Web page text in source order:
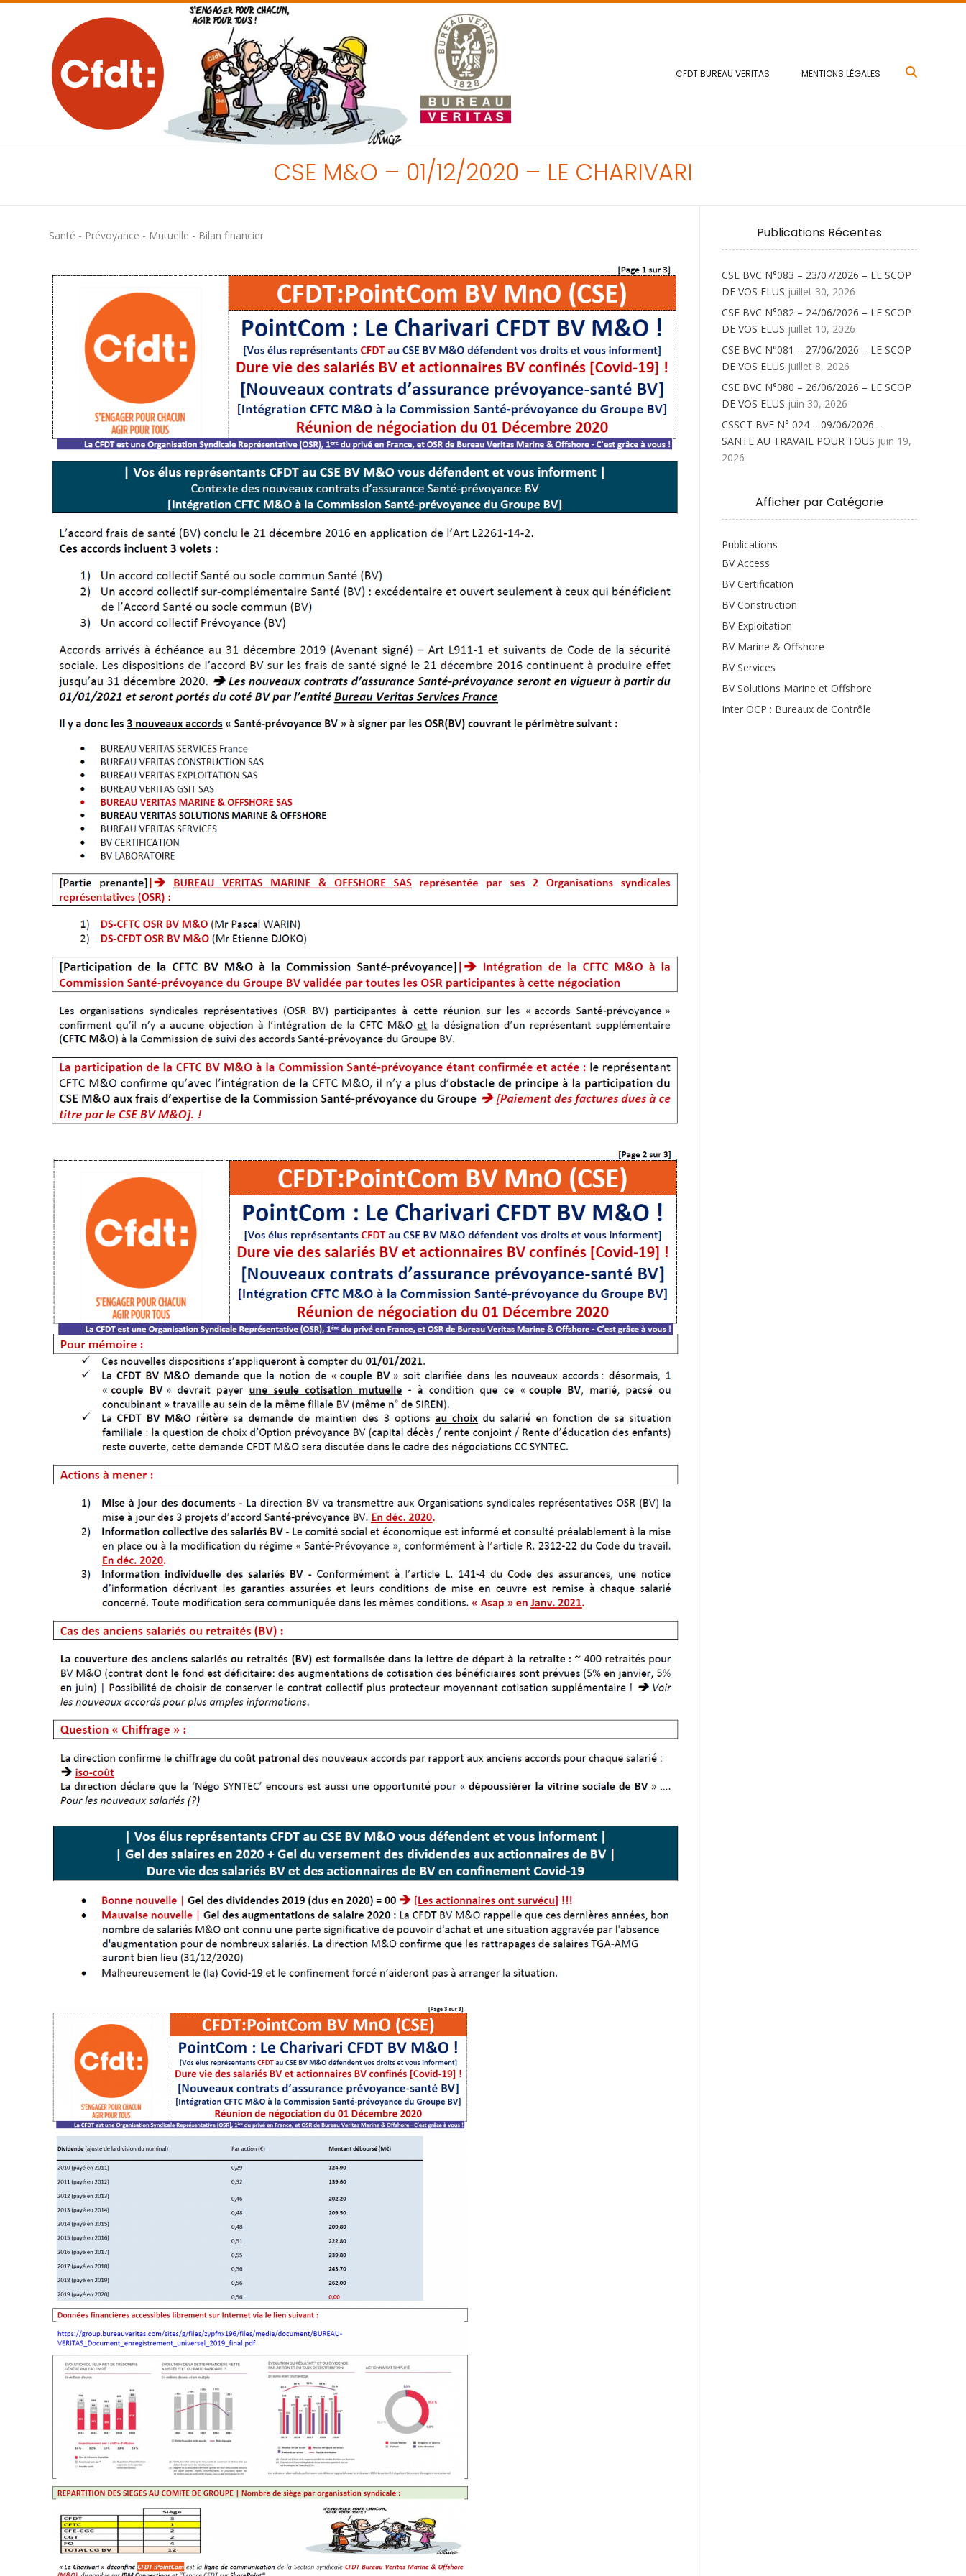
CFDT BUREAU VERITAS MENTIONS LÉGALES
CSE M&O – 01/12/2020 – LE CHARIVARI
Santé - Prévoyance - Mutuelle - Bilan financier Publications Récentes
CSE BVC N°083 – 23/07/2026 – LE SCOP
DE VOS ELUS juillet 30, 2026
CSE BVC N°082 – 24/06/2026 – LE SCOP
DE VOS ELUS juillet 10, 2026
CSE BVC N°081 – 27/06/2026 – LE SCOP
DE VOS ELUS juillet 8, 2026
CSE BVC N°080 – 26/06/2026 – LE SCOP
DE VOS ELUS juin 30, 2026
CSSCT BVE N° 024 – 09/06/2026 –
SANTE AU TRAVAIL POUR TOUS juin 19,
2026
Afficher par Catégorie
Publications
BV Access
BV Certification
BV Construction
BV Exploitation
BV Marine & Offshore
BV Services
BV Solutions Marine et Offshore
Inter OCP : Bureaux de Contrôle